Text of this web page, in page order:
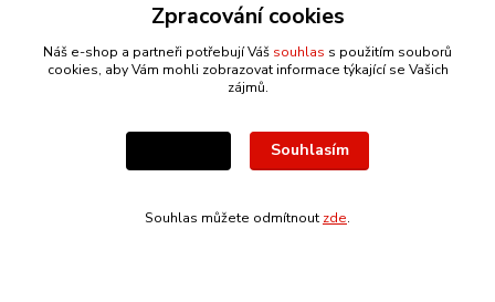
Kontakty
+420 777 899 301
Zpracování cookies
Náš e-shop a partneři potřebují Váš souhlas s použitím souborů
cookies, aby Vám mohli zobrazovat informace týkající se Vašich
zájmů.
Souhlasím
Souhlas můžete odmítnout zde.